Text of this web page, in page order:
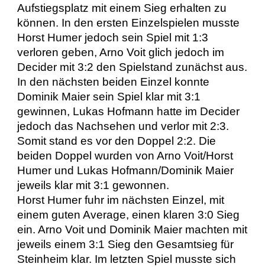
Aufstiegsplatz mit einem Sieg erhalten zu
können. In den ersten Einzelspielen musste
Horst Humer jedoch sein Spiel mit 1:3
verloren geben, Arno Voit glich jedoch im
Decider mit 3:2 den Spielstand zunächst aus.
In den nächsten beiden Einzel konnte
Dominik Maier sein Spiel klar mit 3:1
gewinnen, Lukas Hofmann hatte im Decider
jedoch das Nachsehen und verlor mit 2:3.
Somit stand es vor den Doppel 2:2. Die
beiden Doppel wurden von Arno Voit/Horst
Humer und Lukas Hofmann/Dominik Maier
jeweils klar mit 3:1 gewonnen.
Horst Humer fuhr im nächsten Einzel, mit
einem guten Average, einen klaren 3:0 Sieg
ein. Arno Voit und Dominik Maier machten mit
jeweils einem 3:1 Sieg den Gesamtsieg für
Steinheim klar. Im letzten Spiel musste sich